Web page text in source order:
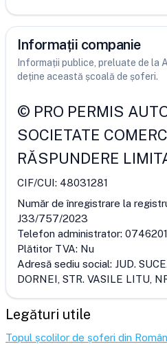
Informații companie
Informații publice, preluate de la
deține această școală de șoferi.
© PRO PERMIS
SOCIETATE
RĂSPUNDERE
CIF/CUI: 48031281
Număr de înregistrare la
J33/757/2023
Telefon administrator:
Plătitor TVA: Nu
Adresă sediu social: JUD.
DORNEI, STR. VASILE LITU,
Legături utile
Topul școlilor de șoferi din